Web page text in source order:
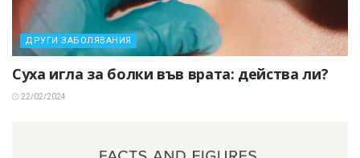
ДРУГИ ЗАБОЛЯВАНИЯ
Суха игла за болки във врата: действа ли?
22/02/2024